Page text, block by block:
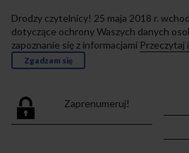
Drodzy czytelnicy! 25 maja 2018 r.
dotyczące ochrony Waszych danych
zapoznanie się z informacjami Przeczytaj
Zgadzam się
Zaprenumeruj!